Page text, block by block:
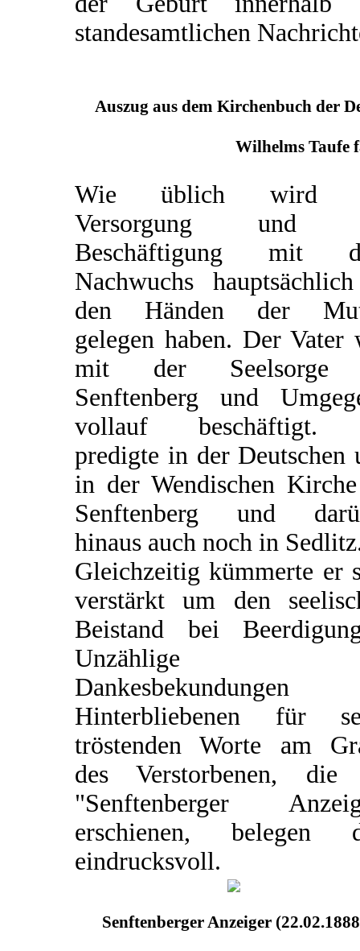
standesamtlichen
Auszug aus dem Kirchenbuch der
Wilhelms Taufe
Wie üblich wird
Versorgung und
Beschäftigung mit
Nachwuchs
den Händen der
gelegen haben. Der Vater
mit der
Senftenberg und
vollauf beschäftigt.
predigte in der Deutschen
in der Wendischen
Senftenberg und
hinaus auch noch in
Gleichzeitig kümmerte er
verstärkt um den
Beistand bei
Unzählige
Dankesbekundungen
Hinterbliebenen für
tröstenden Worte am
des Verstorbenen,
"Senftenberger
erschienen, belegen
eindrucksvoll.
Senftenberger Anzeiger